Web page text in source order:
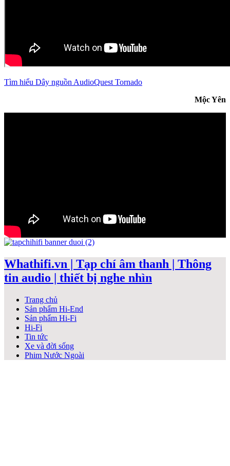
Tìm hiểu Dây nguồn AudioQuest Tornado
Mộc Yên
Whathifi.vn | Tạp chí âm thanh | Thông
tin audio | thiết bị nghe nhìn
Trang chủ
Sản phẩm Hi-End
Sản phẩm Hi-Fi
Hi-Fi
Tin tức
Xe và đời sống
Phim Nước Ngoài